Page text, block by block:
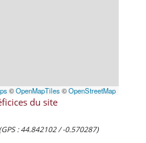
©OpenMapTiles ©OpenStreetMap
du site
(GPS : 44.842102 / -0.570287)